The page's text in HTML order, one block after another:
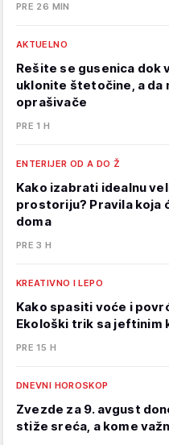
PRE 26 MIN
AKTUELNO
Rešite se gusenica dok
uklonite štetočine, a
oprašivače
PRE 1 H
ENTERIJER OD A DO Ž
Kako izabrati idealnu
prostoriju? Pravila koja
doma
PRE 3 H
KREATIVNO I LEPO
Kako spasiti voće i
Ekološki trik sa jeftinim
PRE 15 H
DNEVNI HOROSKOP
Zvezde za 9. avgust
stiže sreća, a kome